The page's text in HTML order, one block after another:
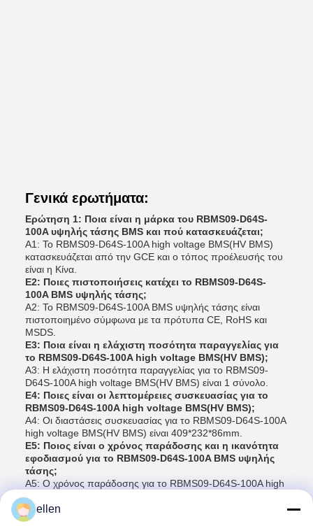
Γενικά ερωτήματα:
Ερώτηση 1: Ποια είναι η μάρκα του RBMS09-D64S-
100A υψηλής τάσης BMS και πού κατασκευάζεται;
Α1: Το RBMS09-D64S-100A high voltage BMS(HV BMS)
κατασκευάζεται από την GCE και ο τόπος προέλευσής του
είναι η Κίνα.
Ε2: Ποιες πιστοποιήσεις κατέχει το RBMS09-D64S-
100A BMS υψηλής τάσης;
Α2: Το RBMS09-D64S-100A BMS υψηλής τάσης είναι
πιστοποιημένο σύμφωνα με τα πρότυπα CE, RoHS και
MSDS.
Ε3: Ποια είναι η ελάχιστη ποσότητα παραγγελίας για
το RBMS09-D64S-100A high voltage BMS(HV BMS);
Α3: Η ελάχιστη ποσότητα παραγγελίας για το RBMS09-
D64S-100A high voltage BMS(HV BMS) είναι 1 σύνολο.
Ε4: Ποιες είναι οι λεπτομέρειες συσκευασίας για το
RBMS09-D64S-100A high voltage BMS(HV BMS);
Α4: Οι διαστάσεις συσκευασίας για το RBMS09-D64S-100A
high voltage BMS(HV BMS) είναι 409*232*86mm.
Ε5: Ποιος είναι ο χρόνος παράδοσης και η ικανότητα
εφοδιασμού για το RBMS09-D64S-100A BMS υψηλής
τάσης;
Α5: Ο χρόνος παράδοσης για το RBMS09-D64S-100A high
voltage BMS(HV BMS) είναι 15 εργάσιμες ημέρες και η
ικανότητα παροχής είναι 1000 σετ ανά μήνα.
ellen